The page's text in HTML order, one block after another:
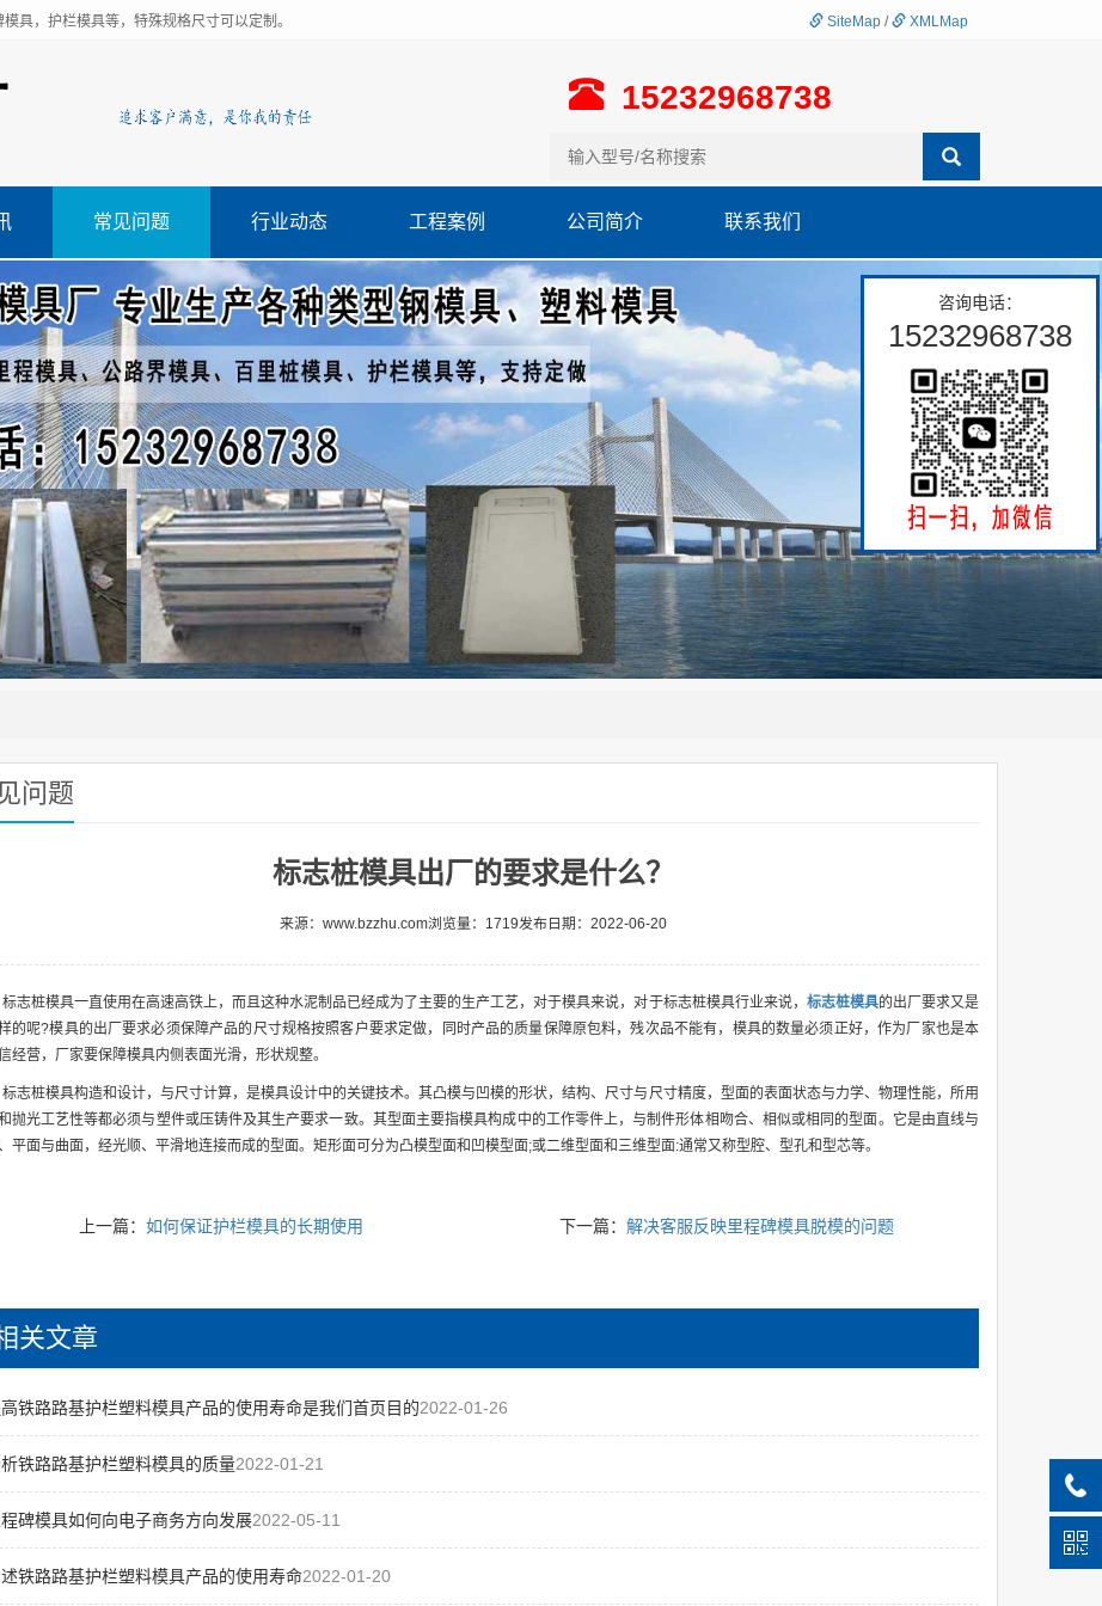
具，护栏模具等，特殊规格尺寸可以定制。 SiteMap / XMLMap
15232968738
常见问题 行业动态 工程案例 公司简介 联系我们
问题
标志桩模具出厂的要求是什么？
来源：www.bzzhu.com浏览量：1719发布日期：2022-06-20
标志桩模具一直使用在高速高铁上，而且这种水泥制品已经成为了主要的生产工艺，对于模具来说，对于标志桩模具行业来说， 标志桩模具的出厂要求又是
的呢?模具的出厂要求必须保障产品的尺寸规格按照客户要求定做，同时产品的质量保障原包料，残次品不能有，模具的数量必须正好，作为厂家也是本
经营，厂家要保障模具内侧表面光滑，形状规整。
标志桩模具构造和设计，与尺寸计算，是模具设计中的关键技术。其凸模与凹模的形状，结构、尺寸与尺寸精度，型面的表面状态与力学、物理性能，所用
抛光工艺性等都必须与塑件或压铸件及其生产要求一致。其型面主要指模具构成中的工作零件上，与制件形体相吻合、相似或相同的型面。它是由直线与
平面与曲面，经光顺、平滑地连接而成的型面。矩形面可分为凸模型面和凹模型面;或二维型面和三维型面:通常又称型腔、型孔和型芯等。
上一篇： 如何保证护栏模具的长期使用 下一篇： 解决客服反映里程碑模具脱模的问题
关文章
铁路路基护栏塑料模具产品的使用寿命是我们首页目的2022-01-26
铁路路基护栏塑料模具的质量2022-01-21
碑模具如何向电子商务方向发展2022-05-11
铁路路基护栏塑料模具产品的使用寿命2022-01-20
咨询电话：
15232968738